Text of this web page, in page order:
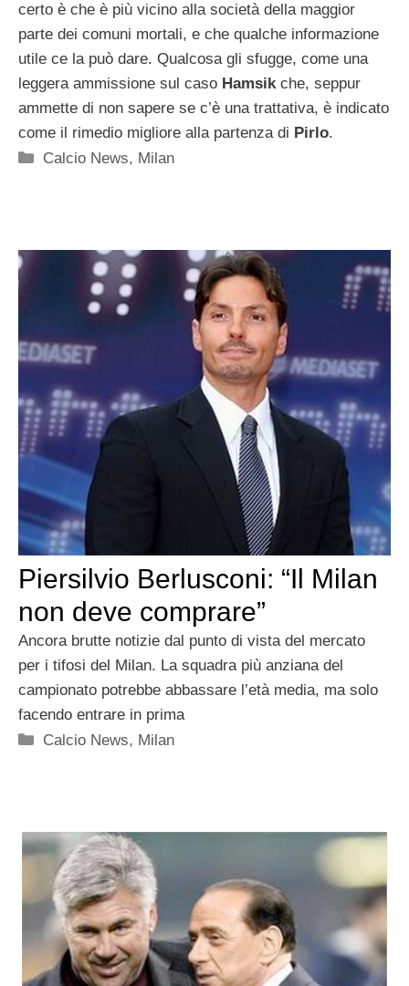
certo è che è più vicino alla società della maggior
parte dei comuni mortali, e che qualche informazione
utile ce la può dare. Qualcosa gli sfugge, come una
leggera ammissione sul caso Hamsik che, seppur
ammette di non sapere se c’è una trattativa, è indicato
come il rimedio migliore alla partenza di Pirlo.
Categorie
Calcio News, Milan
Piersilvio Berlusconi: “Il Milan
non deve comprare”
Ancora brutte notizie dal punto di vista del mercato
per i tifosi del Milan. La squadra più anziana del
campionato potrebbe abbassare l’età media, ma solo
facendo entrare in prima
Categorie
Calcio News, Milan